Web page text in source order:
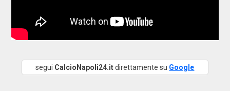
segui CalcioNapoli24.itdirettamente su Google